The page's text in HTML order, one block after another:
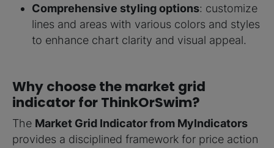
Comprehensive styling options: customize
lines and areas with various colors and styles
to enhance chart clarity and visual appeal.
Why choose the market grid
indicator for ThinkOrSwim?
The Market Grid Indicator from MyIndicators
provides a disciplined framework for price action